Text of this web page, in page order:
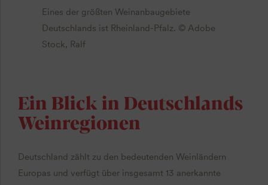
Eines der größten Weinanbaugebiete
Deutschlands ist Rheinland-Pfalz. © Adobe
Stock, Ralf
Ein Blick in Deutschlands
Weinregionen
Deutschland zählt zu den bedeutenden Weinländern
Europas und verfügt über insgesamt 13 anerkannte